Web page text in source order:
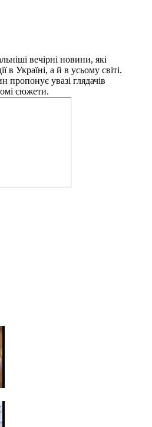
вечірні новини, які
в Україні, а й в усьому світі.
пропонує увазі глядачів
сюжети.